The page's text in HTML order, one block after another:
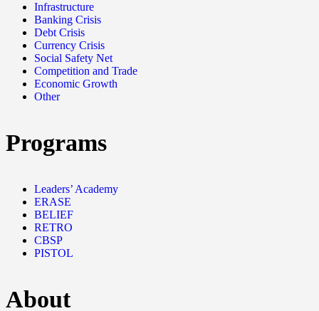
Infrastructure
Banking Crisis
Debt Crisis
Currency Crisis
Social Safety Net
Competition and Trade
Economic Growth
Other
Programs
Leaders’ Academy
ERASE
BELIEF
RETRO
CBSP
PISTOL
About